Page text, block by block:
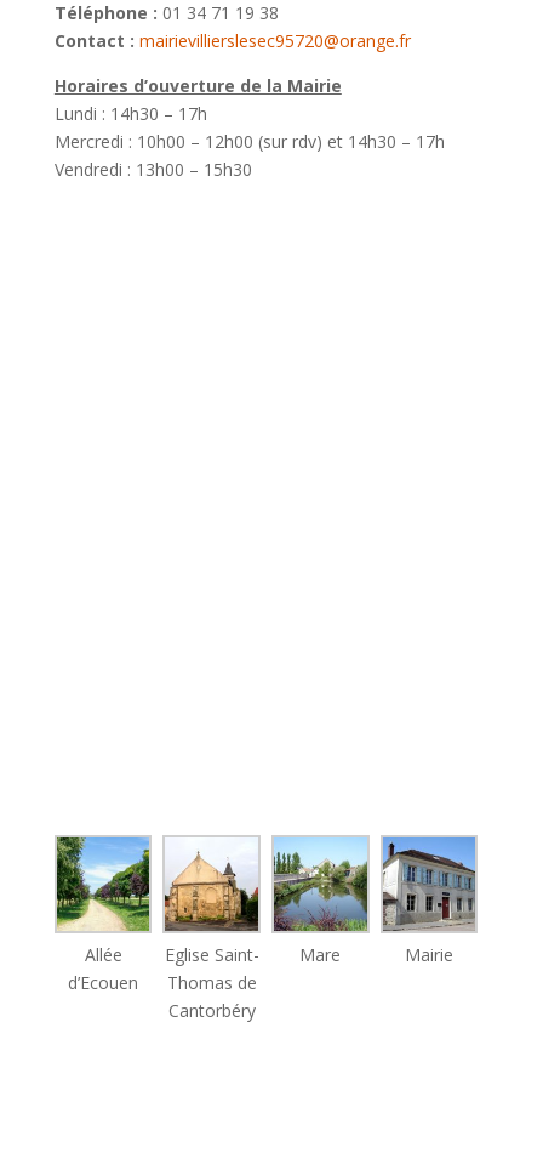
Téléphone : 01 34 71 19 38
Contact : mairievillierslesec95720@orange.fr
Horaires d’ouverture de la Mairie
Lundi : 14h30 – 17h
Mercredi : 10h00 – 12h00 (sur rdv) et 14h30 – 17h
Vendredi : 13h00 – 15h30
Allée
d’Ecouen
Eglise Saint-
Thomas de
Cantorbéry
Mare Mairie